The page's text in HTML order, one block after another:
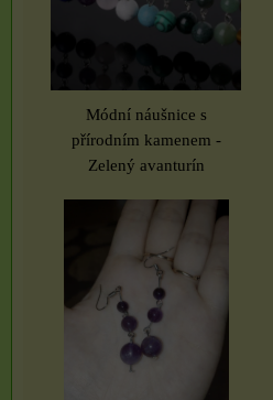
Módní náušnice s
přírodním kamenem -
Zelený avanturín